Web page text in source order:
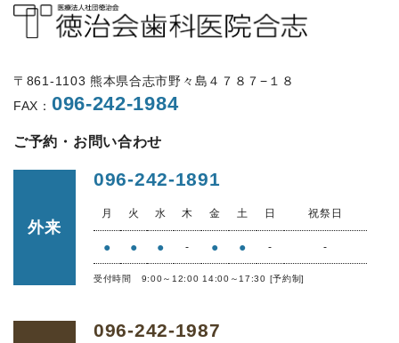
〒861-1103 熊本県合志市野々島４７８７−１８
FAX： 096-242-1984
ご予約・お問い合わせ
外来
096-242-1891
月 火 水 木 金 土 日 祝祭日
● ● ● - ● ● - -
受付時間 9:00～12:00 14:00～17:30 [予約制]
096-242-1987